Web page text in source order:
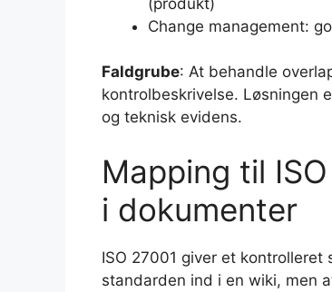
Change management:
Faldgrube: At behandle
kontrolbeskrivelse. Løsningen
og teknisk evidens.
Mapping til
i dokumenter
ISO 27001 giver et
standarden ind i en wiki, men